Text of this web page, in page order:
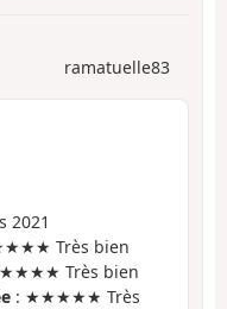
ramatuelle83
2021
Très bien
Très bien
: ★★★★★ Très